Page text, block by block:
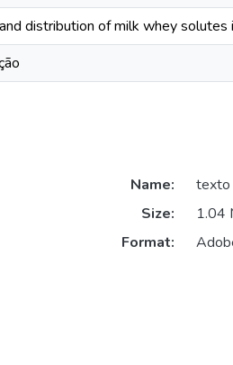
distribution of milk whey solutes
Name:
texto
Size:
1.04
Format: